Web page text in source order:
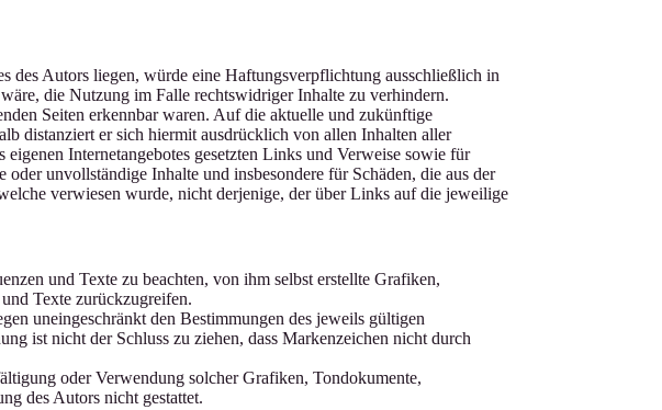
des Autors liegen, würde eine Haftungsverpflichtung ausschließlich in
die Nutzung im Falle rechtswidriger Inhalte zu verhindern.
Seiten erkennbar waren. Auf die aktuelle und zukünftige
distanziert er sich hiermit ausdrücklich von allen Inhalten aller
Internetangebotes gesetzten Links und Verweise sowie für
unvollständige Inhalte und insbesondere für Schäden, die aus der
verwiesen wurde, nicht derjenige, der über Links auf die jeweilige
und Texte zu beachten, von ihm selbst erstellte Grafiken,
Texte zurückzugreifen.
uneingeschränkt den Bestimmungen des jeweils gültigen
ist nicht der Schluss zu ziehen, dass Markenzeichen nicht durch
oder Verwendung solcher Grafiken, Tondokumente,
des Autors nicht gestattet.